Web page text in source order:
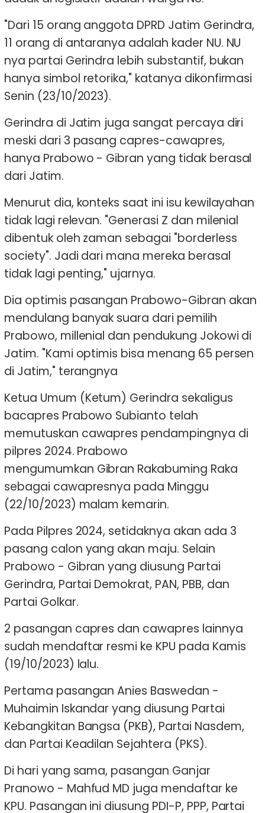
"Dari 15 orang anggota DPRD Jatim Gerindra,
11 orang di antaranya adalah kader NU. NU
nya partai Gerindra lebih substantif, bukan
hanya simbol retorika," katanya dikonfirmasi
Senin (23/10/2023).
Gerindra di Jatim juga sangat percaya diri
meski dari 3 pasang capres-cawapres,
hanya Prabowo - Gibran yang tidak berasal
dari Jatim.
Menurut dia, konteks saat ini isu kewilayahan
tidak lagi relevan. "Generasi Z dan milenial
dibentuk oleh zaman sebagai "borderless
society". Jadi dari mana mereka berasal
tidak lagi penting," ujarnya.
Dia optimis pasangan Prabowo-Gibran akan
mendulang banyak suara dari pemilih
Prabowo, millenial dan pendukung Jokowi di
Jatim. "Kami optimis bisa menang 65 persen
di Jatim," terangnya
Ketua Umum (Ketum) Gerindra sekaligus
bacapres Prabowo Subianto telah
memutuskan cawapres pendampingnya di
pilpres 2024. Prabowo
mengumumkan Gibran Rakabuming Raka
sebagai cawapresnya pada Minggu
(22/10/2023) malam kemarin.
Pada Pilpres 2024, setidaknya akan ada 3
pasang calon yang akan maju. Selain
Prabowo - Gibran yang diusung Partai
Gerindra, Partai Demokrat, PAN, PBB, dan
Partai Golkar.
2 pasangan capres dan cawapres lainnya
sudah mendaftar resmi ke KPU pada Kamis
(19/10/2023) lalu.
Pertama pasangan Anies Baswedan -
Muhaimin Iskandar yang diusung Partai
Kebangkitan Bangsa (PKB), Partai Nasdem,
dan Partai Keadilan Sejahtera (PKS).
Di hari yang sama, pasangan Ganjar
Pranowo - Mahfud MD juga mendaftar ke
KPU. Pasangan ini diusung PDI-P, PPP, Partai